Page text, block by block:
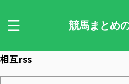
競馬まとめ
相互rss